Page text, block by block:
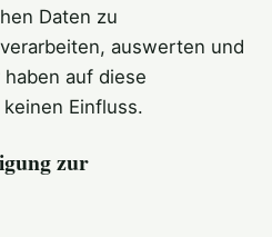
Daten zu
auswerten und
auf diese
Einfluss.
zur